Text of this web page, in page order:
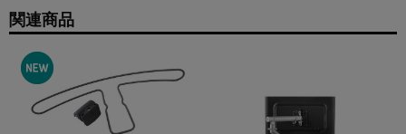
関連商品